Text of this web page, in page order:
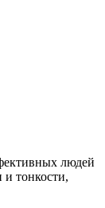
людей
и тонкости,